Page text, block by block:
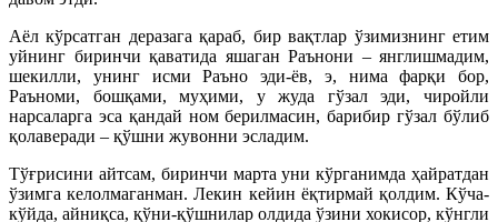
Аёл кўрсатган деразага қараб, бир вақтлар ўзимизнинг етим
уйнинг биринчи қаватида яшаган Раънони – янглишмадим,
шекилли, унинг исми Раъно эди-ёв, э, нима фарқи бор,
Раъноми, бошқами, муҳими, у жуда гўзал эди, чиройли
нарсаларга эса қандай ном берилмасин, барибир гўзал бўлиб
қолаверади – қўшни жувонни эсладим.
Тўғрисини айтсам, биринчи марта уни кўрганимда ҳайратдан
ўзимга келолмаганман. Лекин кейин ёқтирмай қолдим. Кўча-
кўйда, айниқса, қўни-қўшнилар олдида ўзини хокисор, кўнгли